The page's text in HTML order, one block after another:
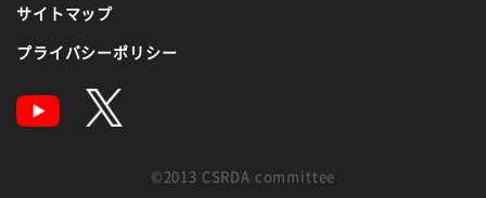
サイトマップ
プライバシーポリシー
©2013 CSRDA committee